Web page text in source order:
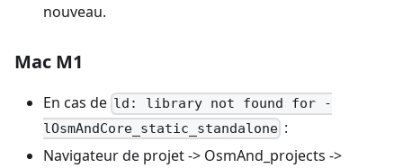
nouveau.
Mac M1
En cas de ld: library not found for -
lOsmAndCore_static_standalone :
Navigateur de projet -> OsmAnd_projects ->